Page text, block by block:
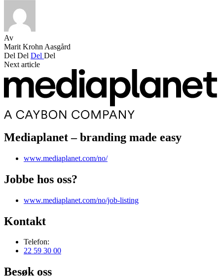
Av
Marit Krohn Aasgård
Del Del Del Del
Next article
Mediaplanet – branding made easy
www.mediaplanet.com/no/
Jobbe hos oss?
www.mediaplanet.com/no/job-listing
Kontakt
Telefon:
22 59 30 00
Besøk oss